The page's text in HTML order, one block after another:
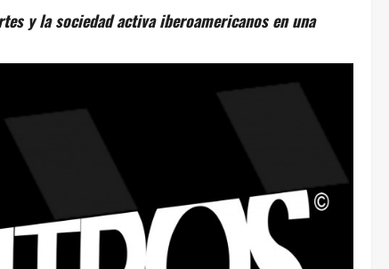
y la sociedad activa iberoamericanos en una